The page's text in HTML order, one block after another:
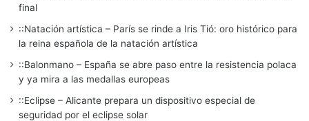
final
::Natación artística – París se rinde a Iris Tió: oro histórico para
la reina española de la natación artística
::Balonmano – España se abre paso entre la resistencia polaca
y ya mira a las medallas europeas
::Eclipse – Alicante prepara un dispositivo especial de
seguridad por el eclipse solar